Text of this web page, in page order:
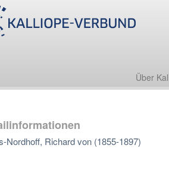
Über
Nordhoff, Richard von (1855-1897)